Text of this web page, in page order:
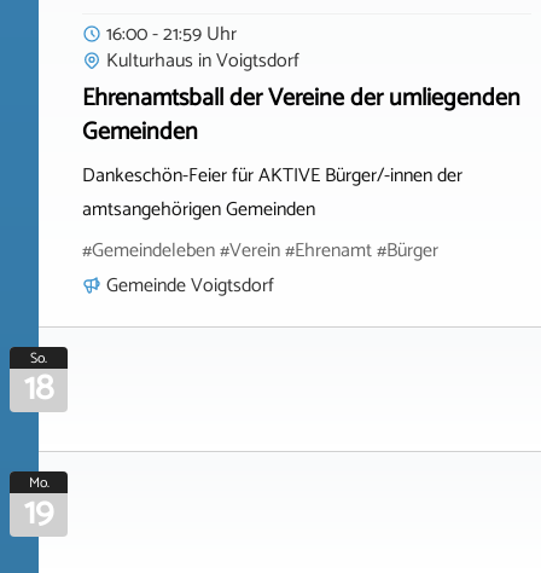
16:00 - 21:59 Uhr
Kulturhaus inVoigtsdorf
Ehrenamtsball der Vereine der umliegenden
Gemeinden
Dankeschön-Feier für AKTIVE Bürger/-innen der
amtsangehörigen Gemeinden
#Gemeindeleben #Verein #Ehrenamt #Bürger
Gemeinde Voigtsdorf
So.
18
Mo.
19